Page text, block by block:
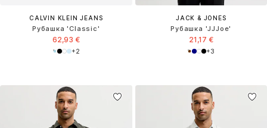
CALVIN KLEIN JEANS
Рубашка 'Classic'
62,93 €
+2
JACK & JONES
Рубашка 'JJJoe'
21,17 €
+3